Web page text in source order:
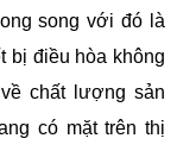
song với đó là
bị điều hòa không
chất lượng sản
có mặt trên thị